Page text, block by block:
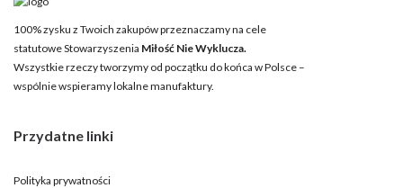
100% zysku z Twoich zakupów przeznaczamy na cele
statutowe Stowarzyszenia Miłość Nie Wyklucza.
Wszystkie rzeczy tworzymy od początku do końca w Polsce –
wspólnie wspieramy lokalne manufaktury.
Przydatne linki
Polityka prywatności